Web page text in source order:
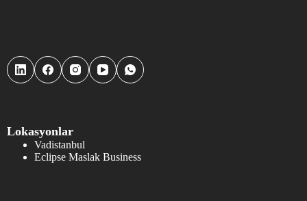
Lokasyonlar
Vadistanbul
Eclipse Maslak Business